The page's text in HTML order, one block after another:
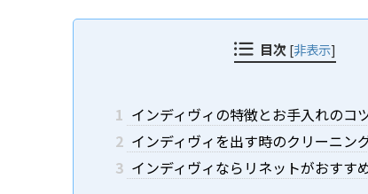
目次 [非表示]
1 インディヴィの特徴とお手入れのコ
2 インディヴィを出す時のクリーニン
3 インディヴィならリネットがおすす